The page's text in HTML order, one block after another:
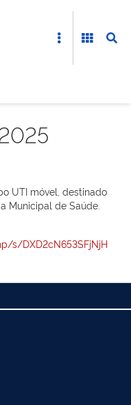
UTI móvel, destinado
Municipal de Saúde.
s/DXD2cN653SFjNjH